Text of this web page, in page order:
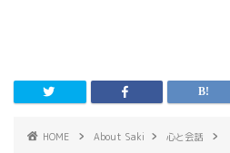
HOME About Saki 心と会話